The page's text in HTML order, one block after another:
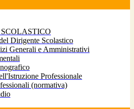
Dirigente Scolastico
Generali e Amministrativi
Professionale
(normativa)